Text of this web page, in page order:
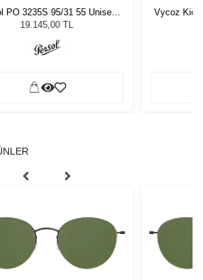
PO 3235S 95/31 55 Unisex
Güneş Gözlüğü
19.145,00 TL
Vycoz Kids